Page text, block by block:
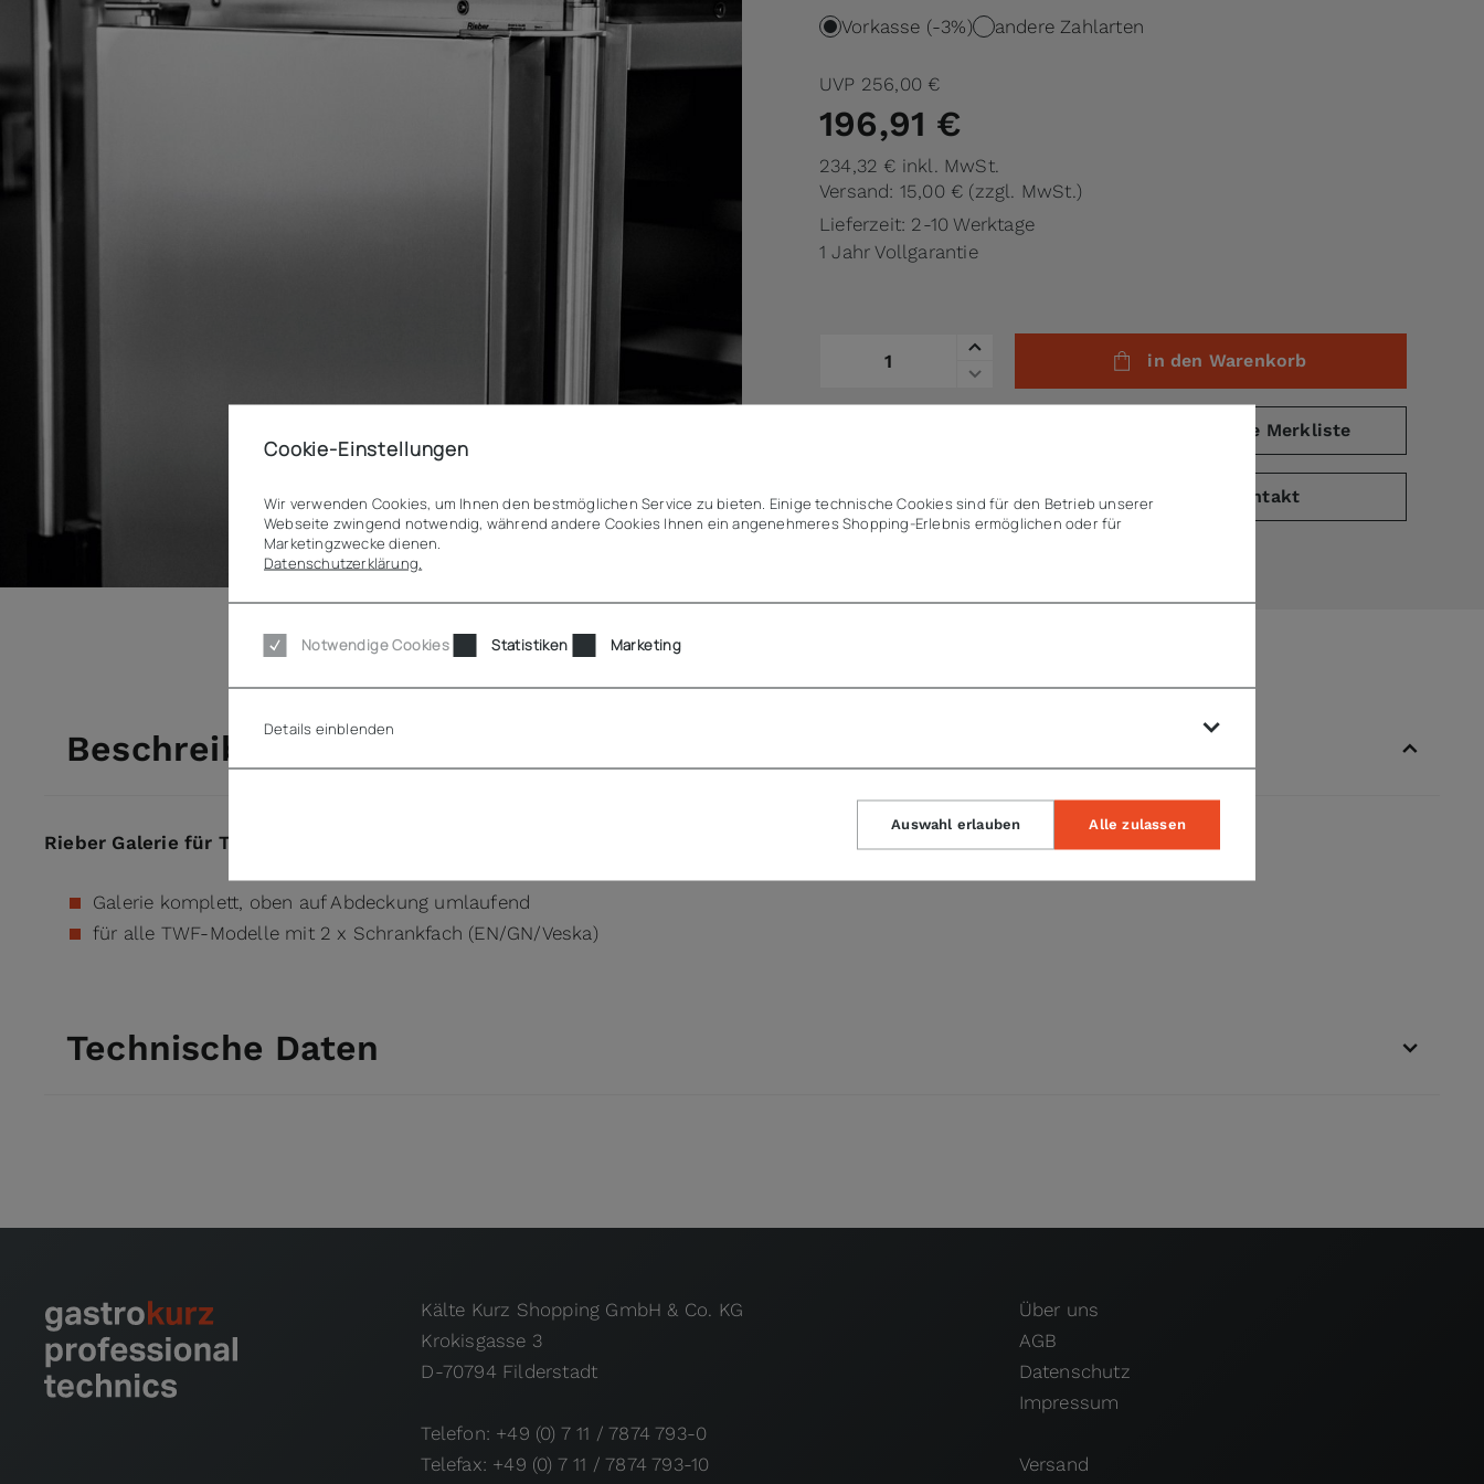
Vorkasse (-3%) andere Zahlarten
UVP 256,00 €
196,91 €
234,32 € inkl. MwSt.
Versand: 15,00 € (zzgl. MwSt.)
Lieferzeit: 2-10 Werktage
1 Jahr Vollgarantie
in den Warenkorb
auf die Merkliste
Angebot (PDF) Kontakt
Beschreibung
Rieber Galerie für TWF - 2 x Modelle
Galerie komplett, oben auf Abdeckung umlaufend
für alle TWF-Modelle mit 2 x Schrankfach (EN/GN/Veska)
Technische Daten
Kälte Kurz Shopping GmbH & Co. KG
Krokisgasse 3
D-70794 Filderstadt
Telefon: +49 (0) 7 11 / 7874 793-0
Telefax: +49 (0) 7 11 / 7874 793-10
Über uns
AGB
Datenschutz
Impressum
Versand
Cookie-Einstellungen
Wir verwenden Cookies, um Ihnen den bestmöglichen Service zu bieten. Einige technische Cookies sind für den Betrieb unserer
Webseite zwingend notwendig, während andere Cookies Ihnen ein angenehmeres Shopping-Erlebnis ermöglichen oder für
Marketingzwecke dienen.
Datenschutzerklärung.
Notwendige Cookies Statistiken Marketing
Details einblenden
Auswahl erlauben Alle zulassen